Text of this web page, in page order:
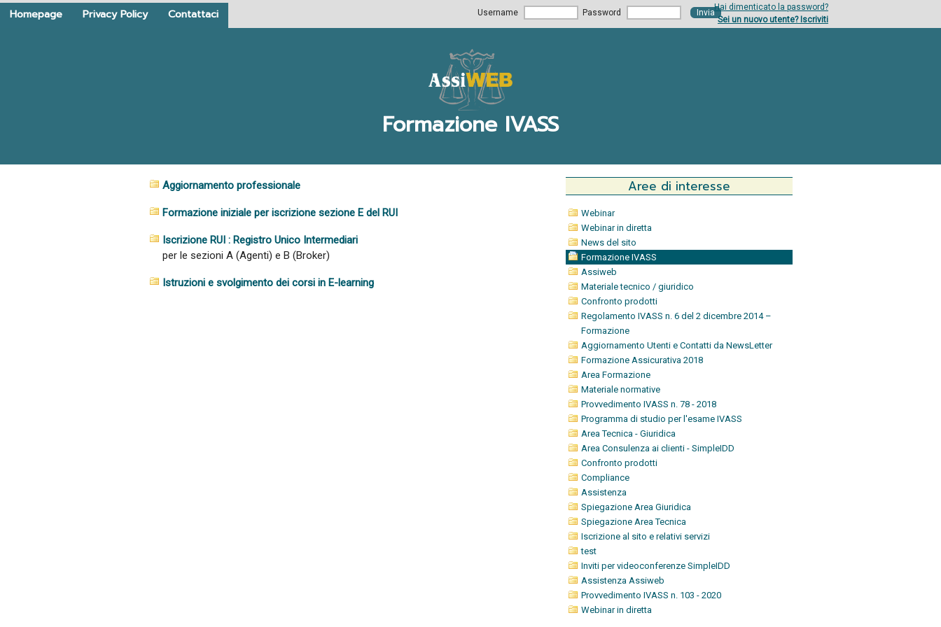
Username Password
Hai dimenticato la password?
Sei un nuovo utente? Iscriviti
Homepage Privacy Policy Contattaci
Formazione IVASS
Aggiornamento professionale
Formazione iniziale per iscrizione sezione E del RUI
Iscrizione RUI : Registro Unico Intermediari
per le sezioni A (Agenti) e B (Broker)
Istruzioni e svolgimento dei corsi in E-learning
Aree di interesse
Webinar
Webinar in diretta
News del sito
Formazione IVASS
Assiweb
Materiale tecnico / giuridico
Confronto prodotti
Regolamento IVASS n. 6 del 2 dicembre 2014 –
Formazione
Aggiornamento Utenti e Contatti da NewsLetter
Formazione Assicurativa 2018
Area Formazione
Materiale normative
Provvedimento IVASS n. 78 - 2018
Programma di studio per l'esame IVASS
Area Tecnica - Giuridica
Area Consulenza ai clienti - SimpleIDD
Confronto prodotti
Compliance
Assistenza
Spiegazione Area Giuridica
Spiegazione Area Tecnica
Iscrizione al sito e relativi servizi
test
Inviti per videoconferenze SimpleIDD
Assistenza Assiweb
Provvedimento IVASS n. 103 - 2020
Webinar in diretta